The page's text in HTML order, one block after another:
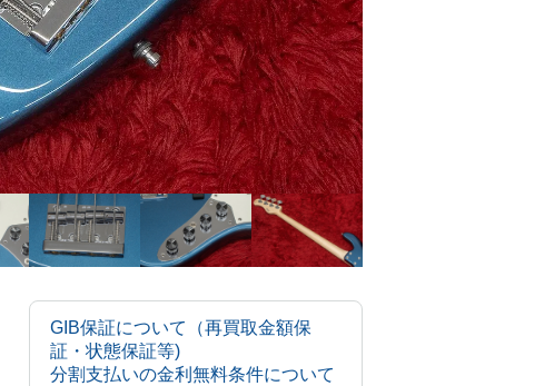
GIB保証について（再買取金額保
証・状態保証等)
分割支払いの金利無料条件について